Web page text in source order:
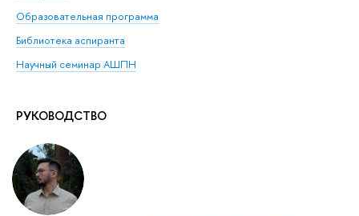
Образовательная программа
Библиотека аспиранта
Научный семинар АШПН
РУКОВОДСТВО